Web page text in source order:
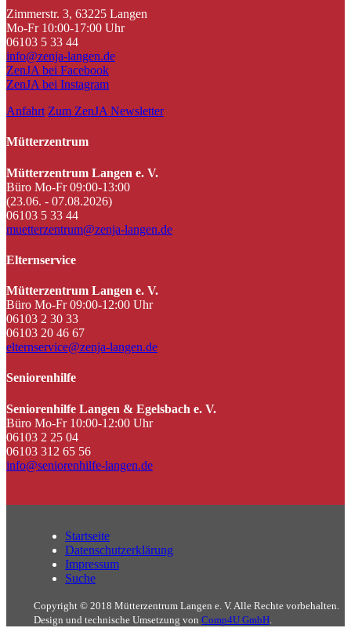
Zimmerstr. 3, 63225 Langen
Mo-Fr 10:00-17:00 Uhr
06103 5 33 44
info@zenja-langen.de
ZenJA bei Facebook
ZenJA bei Instagram
Anfahrt Zum ZenJA Newsletter
Mütterzentrum
Mütterzentrum Langen e. V.
Büro Mo-Fr 09:00-13:00
(23.06. - 07.08.2026)
06103 5 33 44
muetterzentrum@zenja-langen.de
Elternservice
Mütterzentrum Langen e. V.
Büro Mo-Fr 09:00-12:00 Uhr
06103 2 30 33
06103 20 46 67
elternservice@zenja-langen.de
Seniorenhilfe
Seniorenhilfe Langen & Egelsbach e. V.
Büro Mo-Fr 10:00-12:00 Uhr
06103 2 25 04
06103 312 65 56
info@seniorenhilfe-langen.de
Startseite
Datenschutzerklärung
Impressum
Suche
Copyright © 2018 Mütterzentrum Langen e. V. Alle Rechte vorbehalten.
Design und technische Umsetzung von Comp4U GmbH